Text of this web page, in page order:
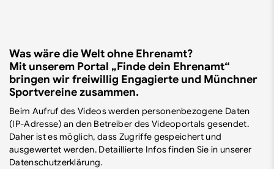
Was wäre die Welt ohne Ehrenamt?
Mit unserem Portal „Finde dein Ehrenamt“
bringen wir freiwillig Engagierte und Münchner
Sportvereine zusammen.
Beim Aufruf des Videos werden personenbezogene Daten
(IP-Adresse) an den Betreiber des Videoportals gesendet.
Daher ist es möglich, dass Zugriffe gespeichert und
ausgewertet werden. Detaillierte Infos finden Sie in unserer
Datenschutzerklärung.